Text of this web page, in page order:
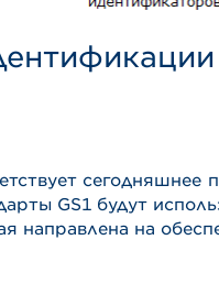
GS1 будут
направлена на